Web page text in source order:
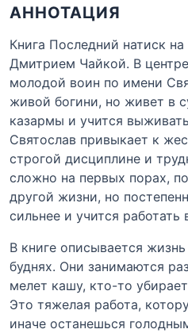
АННОТАЦИЯ
Книга Последний натиск
Дмитрием Чайкой. В
молодой воин по имени
живой богини, но живет в
казармы и учится
Святослав привыкает к
строгой дисциплине и
сложно на первых порах,
другой жизни, но
сильнее и учится
В книге описывается
буднях. Они занимаются
мелет кашу, кто-то
Это тяжелая работа,
иначе останешься